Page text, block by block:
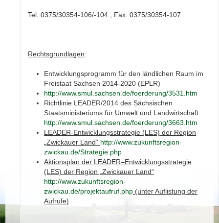
Tel: 0375/30354-106/-104 , Fax: 0375/30354-107
Rechtsgrundlagen:
Entwicklungsprogramm für den ländlichen Raum im
Freistaat Sachsen 2014-2020 (EPLR)
http://www.smul.sachsen.de/foerderung/3531.htm
Richtlinie LEADER/2014 des Sächsischen
Staatsministeriums für Umwelt und Landwirtschaft
http://www.smul.sachsen.de/foerderung/3663.htm
LEADER-Entwicklungsstrategie (LES) der Region
„Zwickauer Land“ http://www.zukunftsregion-
zwickau.de/Strategie.php
Aktionsplan der LEADER–Entwicklungsstrategie
(LES) der Region „Zwickauer Land“
http://www.zukunftsregion-
zwickau.de/projektaufruf.php (unter Auflistung der
Aufrufe)